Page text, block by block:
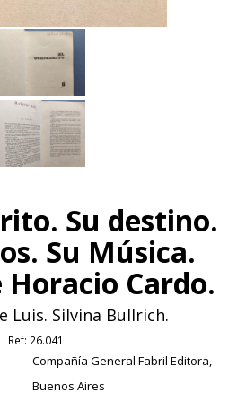
Su destino.
Su Música.
Horacio Cardo.
Luis. Silvina Bullrich.
Ref: 26.041
Compañía General Fabril Editora,
Buenos Aires